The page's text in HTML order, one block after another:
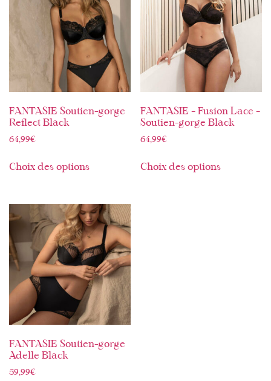
FANTASIE Soutien-gorge
Reflect Black
64,99€
Choix des options
FANTASIE – Fusion Lace –
Soutien-gorge Black
64,99€
Choix des options
FANTASIE Soutien-gorge
Adelle Black
59,99€